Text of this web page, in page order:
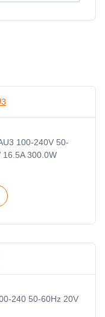
100-240V 50-
300.0W
240 50-60Hz 20V